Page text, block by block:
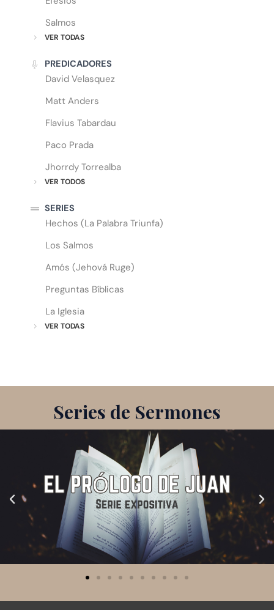
Salmos
VER TODAS
PREDICADORES
David Velasquez
Matt Anders
Flavius Tabardau
Paco Prada
Jhorrdy Torrealba
VER TODOS
SERIES
Hechos (La Palabra Triunfa)
Los Salmos
Amós (Jehová Ruge)
Preguntas Bíblicas
La Iglesia
VER TODAS
Series de Sermones